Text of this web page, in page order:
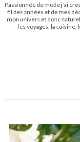
Passionnée de mode j'ai
fil des années et de mes
mon univers et donc
les voyages, la cuisine,